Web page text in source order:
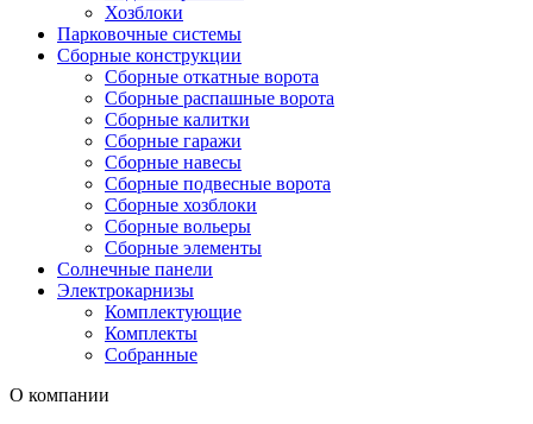
Хозблоки
Парковочные системы
Сборные конструкции
Сборные откатные ворота
Сборные распашные ворота
Сборные калитки
Сборные гаражи
Сборные навесы
Сборные подвесные ворота
Сборные хозблоки
Сборные вольеры
Сборные элементы
Солнечные панели
Электрокарнизы
Комплектующие
Комплекты
Собранные
О компании